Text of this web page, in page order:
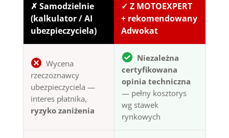
✗ Samodzielnie
(kalkulator / AI
ubezpieczyciela)
✓ Z MOTOEXPERT
+ rekomendowany
Adwokat
Wycena
rzeczoznawcy
ubezpieczyciela —
interes płatnika,
ryzyko zaniżenia
Niezależna
certyfikowana
opinia techniczna
— pełny kosztorys
wg stawek
rynkowych